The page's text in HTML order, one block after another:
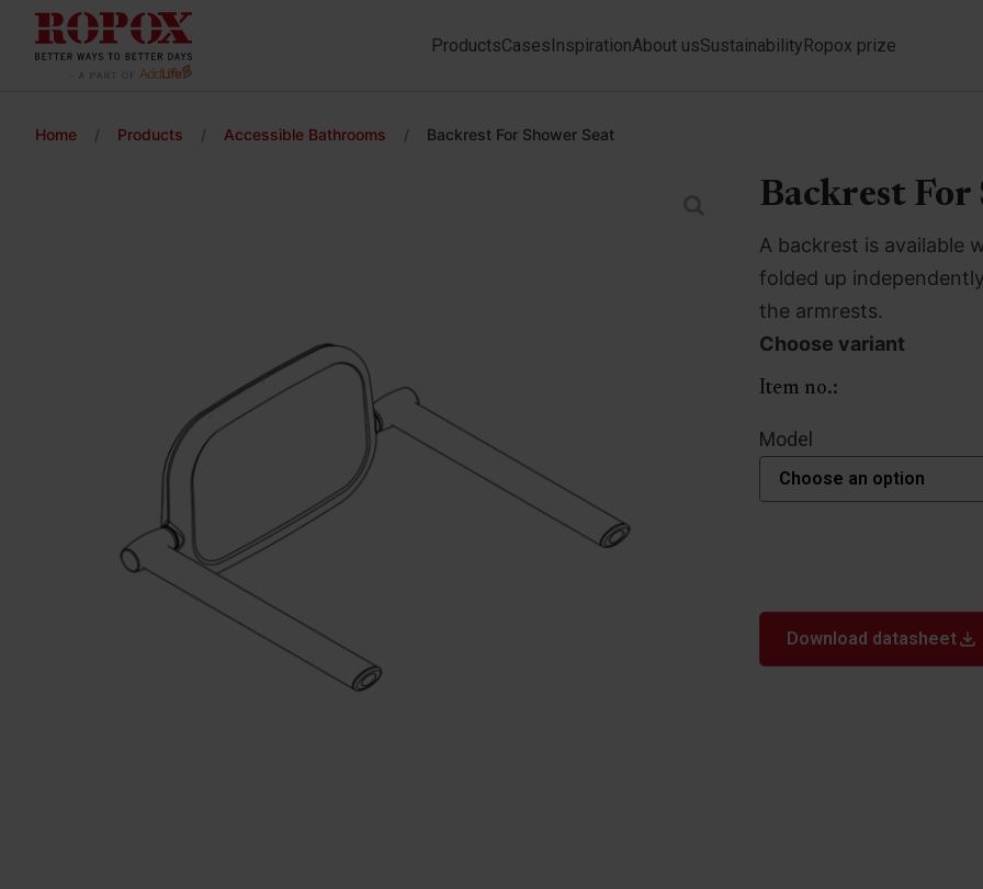
ProductsCasesInspirationAbout usSustainabilityRopox prize
Home / Products / Accessible Bathrooms / Backrest For Shower Seat
Backrest For
A backrest is available
folded up
the armrests.
Choose variant
Item no.:
Model
Download datasheet